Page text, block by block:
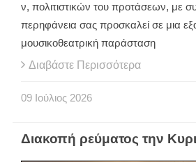
ν, πολιτιστικών του προτάσεων, με
περηφάνεια σας προσκαλεί σε μια
μουσικοθεατρική παράσταση
Διαβάστε Περισσότερα
09 Ιούλιος 2026
Διακοπή ρεύματος την